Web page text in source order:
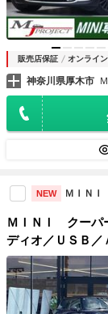
販売店保証 オンライ
神奈川県厚木市
NEW ＭＩＮＩ
ＭＩＮＩ クーパ
ディオ／ＵＳＢ／
イブレコーダー・
書・スペアキー・
ンライト